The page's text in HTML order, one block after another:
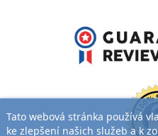
Tato webová stránka používá
ke zlepšení našich služeb a k